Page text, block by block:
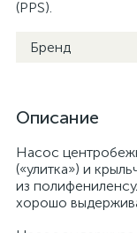
(PPS).
Бренд
Описание
Насос
(«улитка») и
из
хорошо